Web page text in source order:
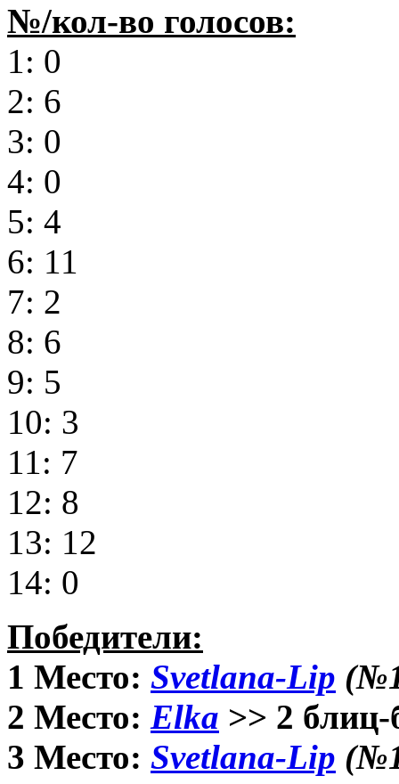
№/кол-во голосов:
1: 0
2: 6
3: 0
4: 0
5: 4
6: 11
7: 2
8: 6
9: 5
10: 3
11: 7
12: 8
13: 12
14: 0
Победители:
1 Место: Svetlana-Lip
2 Место: Elka >> 2 блиц-
3 Место: Svetlana-Lip